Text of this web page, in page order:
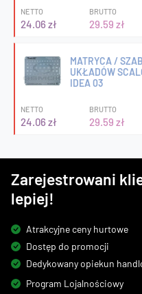
NETTO
24.06 zł
BRUTTO
29.59 zł
MATRYCA /
UKŁADÓW
IDEA 03
NETTO
24.06 zł
BRUTTO
29.59 zł
Zarejestrowani
lepiej!
Atrakcyjne ceny hurtowe
Dostęp do promocji
Dedykowany opiekun
Program Lojalnościowy